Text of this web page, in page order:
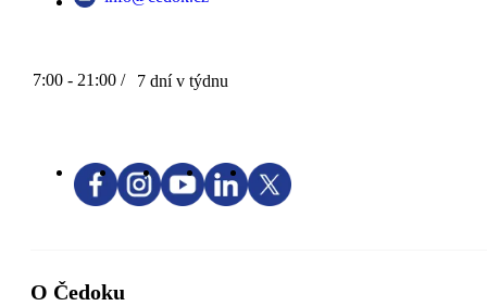
7:00 - 21:00 / 7 dní v týdnu
O Čedoku